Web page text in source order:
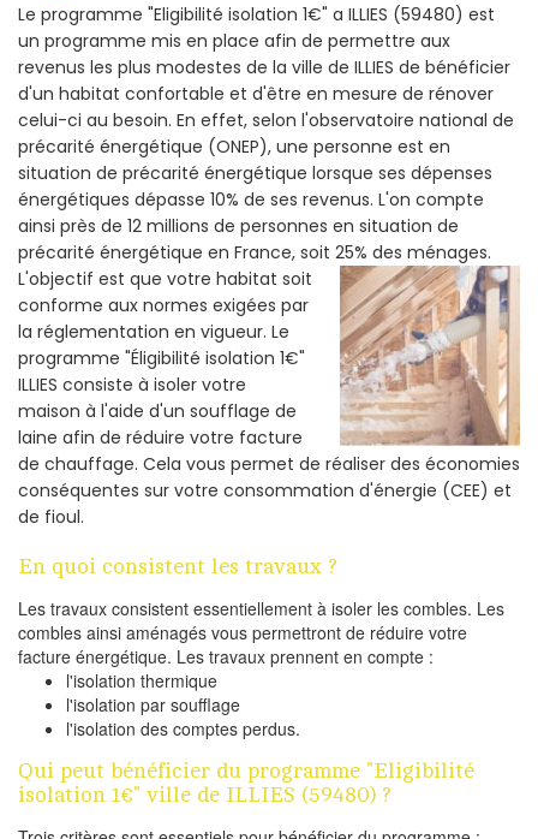
Le programme "Eligibilité isolation 1€" a ILLIES (59480) est
un programme mis en place afin de permettre aux
revenus les plus modestes de la ville de ILLIES de bénéficier
d'un habitat confortable et d'être en mesure de rénover
celui-ci au besoin. En effet, selon l'observatoire national de
précarité énergétique (ONEP), une personne est en
situation de précarité énergétique lorsque ses dépenses
énergétiques dépasse 10% de ses revenus. L'on compte
ainsi près de 12 millions de personnes en situation de
précarité énergétique en France, soit 25% des ménages.
L'objectif est que votre habitat soit
conforme aux normes exigées par
la réglementation en vigueur. Le
programme "Éligibilité isolation 1€"
ILLIES consiste à isoler votre
maison à l'aide d'un soufflage de
laine afin de réduire votre facture
de chauffage. Cela vous permet de réaliser des économies
conséquentes sur votre consommation d'énergie (CEE) et
de fioul.
En quoi consistent les travaux ?
Les travaux consistent essentiellement à isoler les combles. Les
combles ainsi aménagés vous permettront de réduire votre
facture énergétique. Les travaux prennent en compte :
l'isolation thermique
l'isolation par soufflage
l'isolation des comptes perdus.
Qui peut bénéficier du programme "Eligibilité
isolation 1€" ville de ILLIES (59480) ?